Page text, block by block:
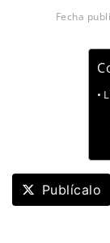
Fecha
Publícalo